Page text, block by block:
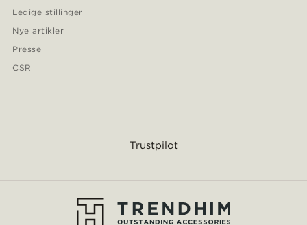
Ledige stillinger
Nye artikler
Presse
CSR
Trustpilot